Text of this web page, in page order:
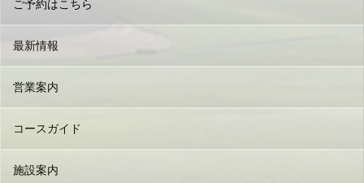
ご予約はこちら
最新情報
営業案内
コースガイド
施設案内